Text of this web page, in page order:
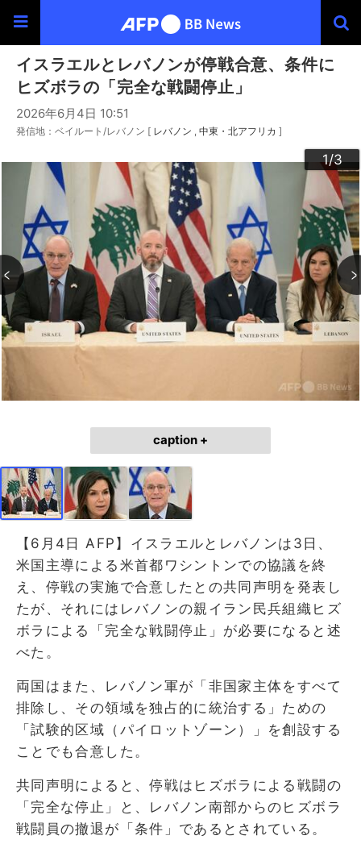
イスラエルとレバノンが停戦合意、条件に
ヒズボラの「完全な戦闘停止」
2026年6月4日 10:51
発信地：ベイルート/レバノン [ レバノン 中東・北アフリカ ]
1/3
2/3
3/3
caption +
【6月4日 AFP】イスラエルとレバノンは3日、
米国主導による米首都ワシントンでの協議を終
え、停戦の実施で合意したとの共同声明を発表し
たが、それにはレバノンの親イラン民兵組織ヒズ
ボラによる「完全な戦闘停止」が必要になると述
べた。
両国はまた、レバノン軍が「非国家主体をすべて
排除し、その領域を独占的に統治する」ための
「試験的区域（パイロットゾーン）」を創設する
ことでも合意した。
共同声明によると、停戦はヒズボラによる戦闘の
「完全な停止」と、レバノン南部からのヒズボラ
戦闘員の撤退が「条件」であるとされている。